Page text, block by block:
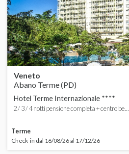
Veneto
Abano Terme (PD)
Hotel Terme Internazionale ****
2 / 3 / 4 notti pensione completa + centro be...
Terme
Check-in dal 16/08/26 al 17/12/26